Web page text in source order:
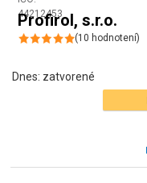
Profirol, s.r.o.
(10 hodnotení)
Dnes: zatvorené